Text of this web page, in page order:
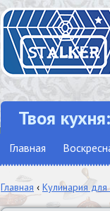
Твоя
Главная
Главная ‹ Кулинария